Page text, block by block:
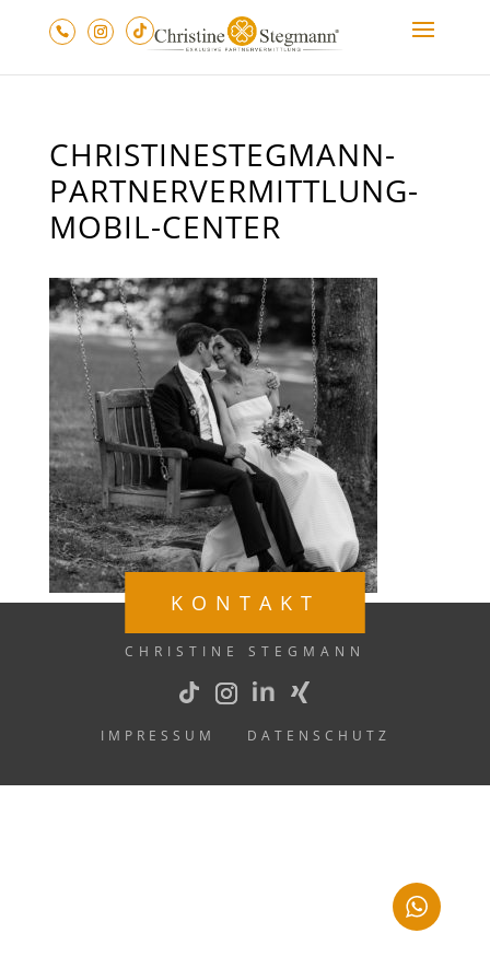
CHRISTINESTEGMANN-
PARTNERVERMITTLUNG-
MOBIL-CENTER
CHRISTINE STEGMANN
KONTAKT
IMPRESSUM DATENSCHUTZ